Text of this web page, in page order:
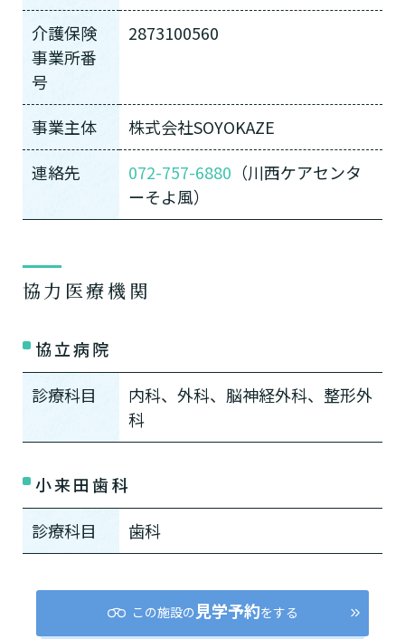
介護保険
事業所番
号
2873100560
事業主体
株式会社SOYOKAZE
連絡先
072-757-6880 （川西ケアセンタ
ーそよ風）
協力医療機関
協立病院
診療科目
内科、外科、脳神経外科、整形外
科
小来田歯科
診療科目
歯科
この施設の 見学予約をする